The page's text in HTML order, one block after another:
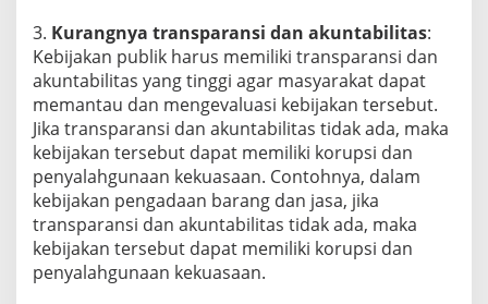
3. Kurangnya transparansi dan akuntabilitas:
Kebijakan publik harus memiliki transparansi dan
akuntabilitas yang tinggi agar masyarakat dapat
memantau dan mengevaluasi kebijakan tersebut.
Jika transparansi dan akuntabilitas tidak ada, maka
kebijakan tersebut dapat memiliki korupsi dan
penyalahgunaan kekuasaan. Contohnya, dalam
kebijakan pengadaan barang dan jasa, jika
transparansi dan akuntabilitas tidak ada, maka
kebijakan tersebut dapat memiliki korupsi dan
penyalahgunaan kekuasaan.